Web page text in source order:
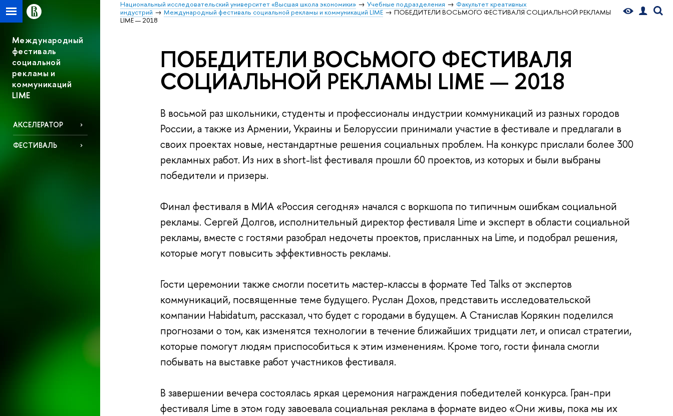
Национальный исследовательский университет «Высшая школа экономики» Учебные подразделения
Факультет креативных
индустрий
Международный фестиваль социальной рекламы и коммуникаций LIME
ПОБЕДИТЕЛИ ВОСЬМОГО ФЕСТИВАЛЯ СОЦИАЛЬНОЙ РЕКЛАМЫ
LIME — 2018
Международный
фестиваль
социальной
рекламы и
коммуникаций
LIME
АКСЕЛЕРАТОР
ФЕСТИВАЛЬ
ПОБЕДИТЕЛИ ВОСЬМОГО ФЕСТИВАЛЯ
СОЦИАЛЬНОЙ РЕКЛАМЫ LIME — 2018
В восьмой раз школьники, студенты и профессионалы индустрии коммуникаций из разных городов
России, а также из Армении, Украины и Белоруссии принимали участие в фестивале и предлагали в
своих проектах новые, нестандартные решения социальных проблем. На конкурс прислали более 300
рекламных работ. Из них в short-list фестиваля прошли 60 проектов, из которых и были выбраны
победители и призеры.
Финал фестиваля в МИА «Россия сегодня» начался с воркшопа по типичным ошибкам социальной
рекламы. Сергей Долгов, исполнительный директор фестиваля Lime и эксперт в области социальной
рекламы, вместе с гостями разобрал недочеты проектов, присланных на Lime, и подобрал решения,
которые могут повысить эффективность рекламы.
Гости церемонии также смогли посетить мастер-классы в формате Ted Talks от экспертов
коммуникаций, посвященные теме будущего. Руслан Дохов, представить исследовательской
компании Habidatum, рассказал, что будет с городами в будущем. А Станислав Корякин поделился
прогнозами о том, как изменятся технологии в течение ближайших тридцати лет, и описал стратегии,
которые помогут людям приспособиться к этим изменениям. Кроме того, гости финала смогли
побывать на выставке работ участников фестиваля.
В завершении вечера состоялась яркая церемония награждения победителей конкурса. Гран-при
фестиваля Lime в этом году завоевала социальная реклама в формате видео «Они живы, пока мы их